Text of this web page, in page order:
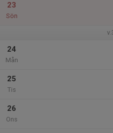
23
Sön
24
Mån
25
Tis
26
Ons